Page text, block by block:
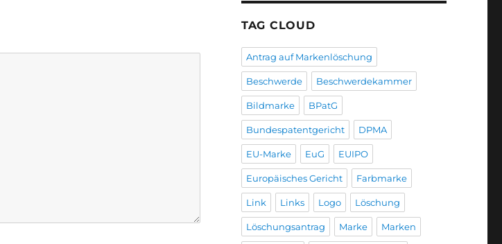
TAG CLOUD
Antrag auf Markenlöschung
Beschwerde Beschwerdekammer
Bildmarke BPatG
Bundespatentgericht DPMA
EU-Marke EuG EUIPO
Europäisches Gericht Farbmarke
Link Links Logo Löschung
Löschungsantrag Marke Marken